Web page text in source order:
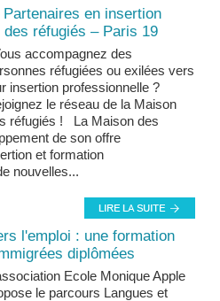
en insertion
réfugiés – Paris 19
accompagnez des
réfugiées ou exilées vers
insertion professionnelle ?
le réseau de la Maison
réfugiés ! La Maison des
de son offre
et formation
nouvelles...
l'emploi : une formation
diplômées
Ecole Monique Apple
le parcours Langues et